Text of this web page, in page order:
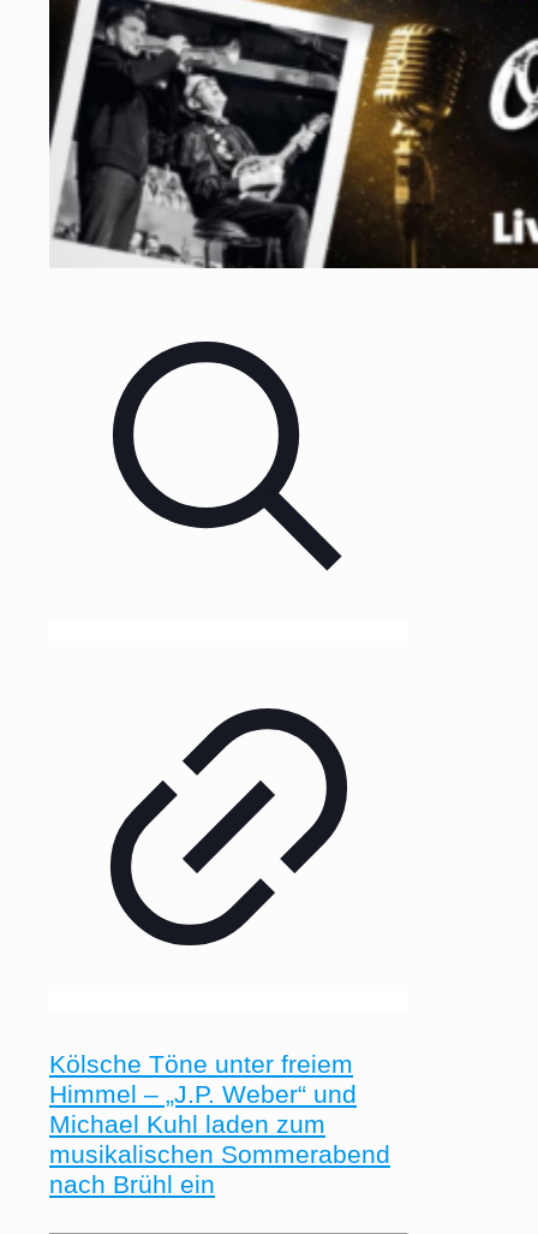
Kölsche Töne unter freiem
Himmel – „J.P. Weber“ und
Michael Kuhl laden zum
musikalischen Sommerabend
nach Brühl ein